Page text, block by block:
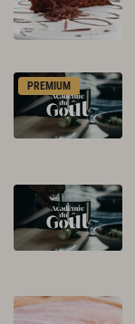
PREMIUM